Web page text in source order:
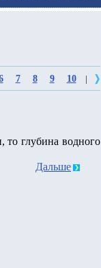
7 8 9 10
то глубина водного
Дальше